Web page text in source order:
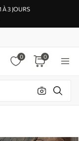
À 3 JOURS
0 0